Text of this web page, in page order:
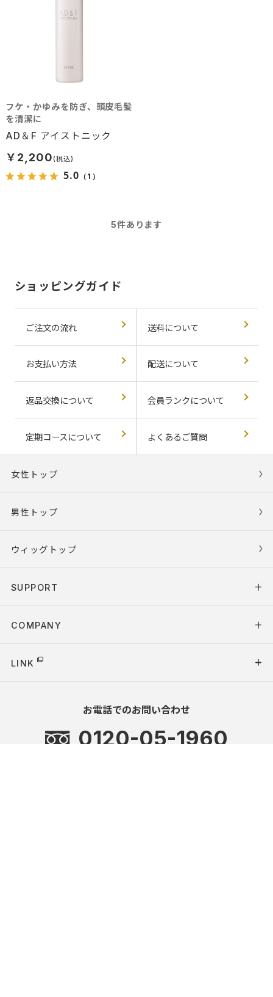
AD＆F アイストニック
フケ・かゆみを防ぎ、頭皮毛髪
を清潔に
￥2,200
5.0 （1）
5件あります
ショッピングガイド
ご注文の流れ 送料について
お支払い方法 配送について
返品交換について 会員ランクについて
定期コースについて よくあるご質問
女性トップ
男性トップ
ウィッグトップ
SUPPORT
COMPANY
LINK
お電話でのお問い合わせ
0120-05-1960